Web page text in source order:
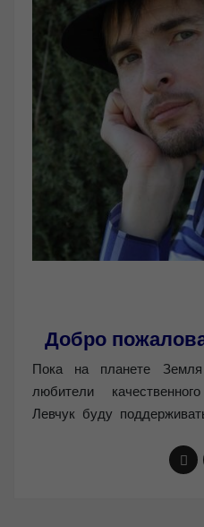
Добро
Пока на планете
любители
Левчук буду